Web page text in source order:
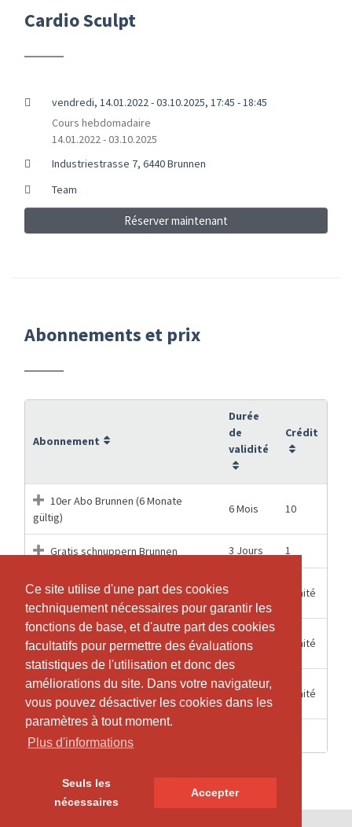
Ce site utilise d'une part des cookies
techniquement nécessaires pour garantir les
fonctions de base, et d'autre part des cookies
facultatifs pour permettre des évaluations
statistiques de l'utilisation et donc des
améliorations du site. Dans votre navigateur,
vous pouvez désactiver les cookies dans les
paramètres à tout moment.
Plus d'informations
Seuls les
nécessaires
Accepter
Ce site utilise d'une part des cookies
techniquement nécessaires pour garantir les
fonctions de base, et d'autre part des cookies
facultatifs pour permettre des évaluations
statistiques de l'utilisation et donc des
améliorations du site. Dans votre navigateur,
vous pouvez désactiver les cookies dans les
paramètres à tout moment.
Plus d'informations
Seuls les
nécessaires
Accepter
Cardio Sculpt
vendredi, 14.01.2022 - 03.10.2025, 17:45 - 18:45
Cours hebdomadaire
14.01.2022 - 03.10.2025
Industriestrasse 7, 6440 Brunnen
Team
Réserver maintenant
Abonnements et prix
Abonnement
Durée
de
validité
Crédit
10er Abo Brunnen (6 Monate
gültig)
6 Mois 10
Gratis schnuppern Brunnen 3 Jours 1
VIP-Abonnement 12 Monate
Brunnen (2 Monate Kündigungsfrist)
Illimité
VIP-Abonnement 2 Monate
Brunnen (Keine Kündigung notwendig)
2 Mois Illimité
VIP-Abonnement 6 Monate
Brunnen (2 Monate Kündigungsfrist)
1 Mois Illimité
Walk-in Brunnen (1 Eintritt)